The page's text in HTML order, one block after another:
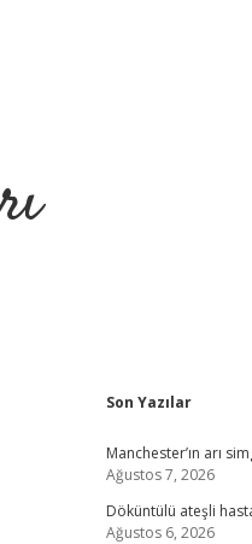
Sidebar
Son Yazılar
Manchester’ın arı
Ağustos 7, 2026
Döküntülü ateşli
Ağustos 6, 2026